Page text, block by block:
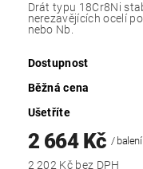
Drát typu 18Cr8Ni
nerezavějících ocelí
nebo Nb.
Dostupnost
Běžná cena
Ušetříte
2 664 Kč/ balení
2 202 Kč bez DPH